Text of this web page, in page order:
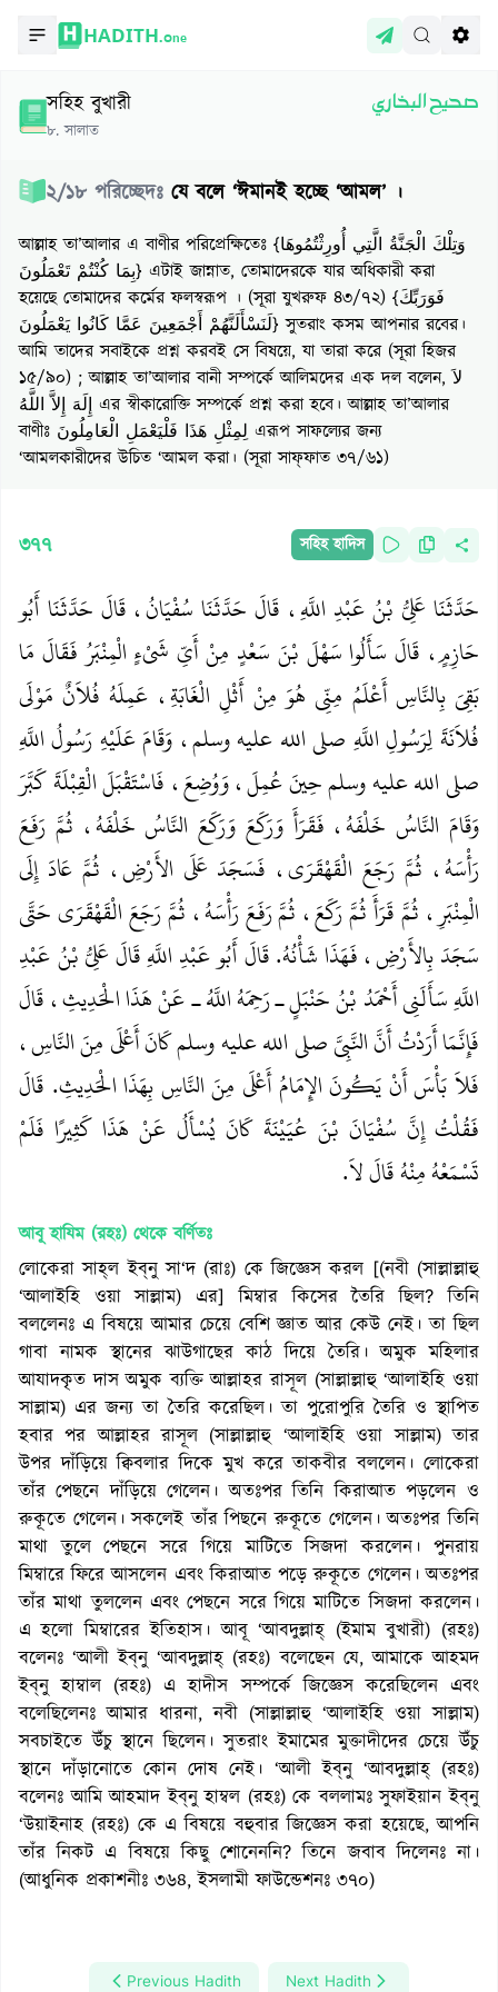
HADITH.One
সহিহ বুখারী
৮.সালাত
صحيح البخاري
২/১৮ পরিচ্ছেদঃ যে বলে ‘ঈমানই হচ্ছে ‘আমল’ ।
আল্লাহ তা’আলার এ বাণীর পরিপ্রেক্ষিতেঃ {وَتِلْكَ الْجَنَّةُ الَّتِي أُورِثْتُمُوهَا
بِمَا كُنْتُمْ تَعْمَلُونَ} এটাই জান্নাত, তোমাদেরকে যার অধিকারী করা
হয়েছে তোমাদের কর্মের ফলস্বরূপ । (সূরা যুখরুফ ৪৩/৭২) {فَوَرَبِّكَ
لَنَسْأَلَنَّهُمْ أَجْمَعِينَ عَمَّا كَانُوا يَعْمَلُونَ} সুতরাং কসম আপনার রবের।
আমি তাদের সবাইকে প্রশ্ন করবই সে বিষয়ে, যা তারা করে (সূরা হিজর
১৫/৯০) ; আল্লাহ তা’আলার বানী সম্পর্কে আলিমদের এক দল বলেন, لاَ
إِلَهَ إِلاَّ اللَّهُ এর স্বীকারোক্তি সম্পর্কে প্রশ্ন করা হবে। আল্লাহ তা’আলার
বাণীঃ لِمِثْلِ هَذَا فَلْيَعْمَلِ الْعَامِلُونَ এরূপ সাফল্যের জন্য
‘আমলকারীদের উচিত ‘আমল করা। (সূরা সাফ্‌ফাত ৩৭/৬১)
৩৭৭ সহিহ হাদিস
حَدَّثَنَا عَلِيُّ بْنُ عَبْدِ اللَّهِ، قَالَ حَدَّثَنَا سُفْيَانُ، قَالَ حَدَّثَنَا أَبُو
حَازِمٍ، قَالَ سَأَلُوا سَهْلَ بْنَ سَعْدٍ مِنْ أَىِّ شَىْءٍ الْمِنْبَرُ فَقَالَ مَا
بَقِيَ بِالنَّاسِ أَعْلَمُ مِنِّي هُوَ مِنْ أَثْلِ الْغَابَةِ، عَمِلَهُ فُلاَنٌ مَوْلَى
فُلاَنَةَ لِرَسُولِ اللَّهِ صلى الله عليه وسلم، وَقَامَ عَلَيْهِ رَسُولُ اللَّهِ
صلى الله عليه وسلم حِينَ عُمِلَ، وَوُضِعَ، فَاسْتَقْبَلَ الْقِبْلَةَ كَبَّرَ
وَقَامَ النَّاسُ خَلْفَهُ، فَقَرَأَ وَرَكَعَ وَرَكَعَ النَّاسُ خَلْفَهُ، ثُمَّ رَفَعَ
رَأْسَهُ، ثُمَّ رَجَعَ الْقَهْقَرَى، فَسَجَدَ عَلَى الأَرْضِ، ثُمَّ عَادَ إِلَى
الْمِنْبَرِ، ثُمَّ قَرَأَ ثُمَّ رَكَعَ، ثُمَّ رَفَعَ رَأْسَهُ، ثُمَّ رَجَعَ الْقَهْقَرَى حَتَّى
سَجَدَ بِالأَرْضِ، فَهَذَا شَأْنُهُ‏.‏ قَالَ أَبُو عَبْدِ اللَّهِ قَالَ عَلِيُّ بْنُ عَبْدِ
اللَّهِ سَأَلَنِي أَحْمَدُ بْنُ حَنْبَلٍ ـ رَحِمَهُ اللَّهُ ـ عَنْ هَذَا الْحَدِيثِ، قَالَ
فَإِنَّمَا أَرَدْتُ أَنَّ النَّبِيَّ صلى الله عليه وسلم كَانَ أَعْلَى مِنَ النَّاسِ،
فَلاَ بَأْسَ أَنْ يَكُونَ الإِمَامُ أَعْلَى مِنَ النَّاسِ بِهَذَا الْحَدِيثِ‏.‏ قَالَ
فَقُلْتُ إِنَّ سُفْيَانَ بْنَ عُيَيْنَةَ كَانَ يُسْأَلُ عَنْ هَذَا كَثِيرًا فَلَمْ
تَسْمَعْهُ مِنْهُ قَالَ لاَ‏.‏
আবূ হাযিম (রহঃ) থেকে বর্ণিতঃ
লোকেরা সাহ্‌ল ইব্‌নু সা‘দ (রাঃ) কে জিজ্ঞেস করল [(নবী (সাল্লাল্লাহু
‘আলাইহি ওয়া সাল্লাম) এর] মিম্বার কিসের ‍তৈরি ছিল? তিনি
বললেনঃ এ বিষয়ে আমার চেয়ে বেশি জ্ঞাত আর কেউ নেই। তা ছিল
গাবা নামক স্থানের ঝাউগাছের কাঠ দিয়ে তৈরি। অমুক মহিলার
আযাদকৃত দাস অমুক ব্যক্তি আল্লাহর রাসূল (সাল্লাল্লাহু ‘আলাইহি ওয়া
সাল্লাম) এর জন্য তা তৈরি করেছিল। তা পুরোপুরি তৈরি ও স্থাপিত
হবার পর আল্লাহর রাসূল (সাল্লাল্লাহু ‘আলাইহি ওয়া সাল্লাম) তার
উপর দাঁড়িয়ে ক্বিবলার দিকে মুখ করে তাকবীর বললেন। লোকেরা
তাঁর পেছনে দাঁড়িয়ে গেলেন। অতঃপর তিনি কিরাআত পড়লেন ও
রুকূতে গেলেন। সকলেই তাঁর পিছনে রুকূতে গেলেন। অতঃপর তিনি
মাথা তুলে পেছনে সরে গিয়ে মাটিতে সিজদা করলেন। পুনরায়
মিম্বারে ফিরে আসলেন এবং কিরাআত পড়ে রুকূতে গেলেন। অতঃপর
তাঁর মাথা তুললেন এবং পেছনে সরে গিয়ে মাটিতে সিজদা করলেন।
এ হলো মিম্বারের ইতিহাস। আবূ ‘আবদুল্লাহ্‌ (ইমাম বুখারী) (রহঃ)
বলেনঃ ‘আলী ইব্‌নু ‘আবদুল্লাহ্‌ (রহঃ) বলেছেন যে, আমাকে আহমদ
ইব্‌নু হাম্বাল (রহঃ) এ হাদীস সম্পর্কে জিজ্ঞেস করেছিলেন এবং
বলেছিলেনঃ আমার ধারনা, নবী (সাল্লাল্লাহু ‘আলাইহি ওয়া সাল্লাম)
সবচাইতে উঁচু স্থানে ছিলেন। সুতরাং ইমামের মুক্তাদীদের চেয়ে উঁচু
স্থানে দাঁড়ানোতে কোন দোষ নেই। ‘আলী ইব্‌নু ‘আবদুল্লাহ্‌ (রহঃ)
বলেনঃ আমি আহমাদ ইব্‌নু হাম্বল (রহঃ) কে বললামঃ সুফাইয়ান ইব্‌নু
‘উয়াইনাহ (রহঃ) কে এ বিষয়ে বহুবার জিজ্ঞেস করা হয়েছে, আপনি
তাঁর নিকট এ বিষয়ে কিছু শোনেননি? তিনে জবাব দিলেনঃ না।
(আধুনিক প্রকাশনীঃ ৩৬৪, ইসলামী ফাউন্ডেশনঃ ৩৭০)
Previous Hadith Next Hadith